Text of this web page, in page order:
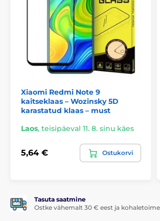
Xiaomi Redmi Note 9
kaitseklaas – Wozinsky 5D
karastatud klaas – must
Laos, teisipäeval 11. 8. sinu käes
5,64 € Ostukorvi
Tasuta saatmine
Ostke vähemalt 30 € eest ja